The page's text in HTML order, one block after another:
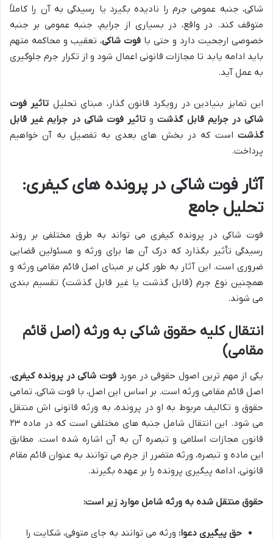
شاکی، جنبه عمومی جرم را نادیده بگیرد یا رسیدگی به آن را کاملاً
متوقف کند. در واقع، در بسیاری از جرایم، جنبه عمومی بر جنبه
خصوصی ارجحیت دارد و حتی با فوت شاکی، تعقیب و محاکمه متهم
باید ادامه یابد تا مجازات قانونی اعمال شود و از تکرار جرم جلوگیری
به عمل آید.
این تمایز بنیادین در رویکرد قانون گذار، مبنای تحلیل تاثیر فوت
شاکی در جرایم قابل گذشتو تاثیر فوت شاکی در جرایم غیر قابل
گذشت است که در بخش های بعدی به تفصیل به آن خواهیم
پرداخت.
آثار فوت شاکی در پرونده های کیفری:
تحلیل جامع
فوت شاکی در پرونده کیفری می تواند به طرق مختلفی بر روند
رسیدگی تأثیر بگذارد که درک آن ها برای ورثه و مسئولین قضایی
ضروری است. این آثار به طور کلی بر مبنای اصل قائم مقامی ورثه و
همچنین نوع جرم (قابل گذشت یا غیر قابل گذشت) تقسیم بندی
می شوند.
انتقال کلیه حقوق شاکی به ورثه (اصل قائم
مقامی)
یکی از مهم ترین اصول حقوقی در مورد فوت شاکی در پرونده کیفری،
اصل قائم مقامی ورثه است. بر اساس این اصل، با فوت شاکی، تمامی
حقوق و تکالیف مربوط به او در پرونده، به ورثه قانونی اش منتقل
می شود. این انتقال شامل جنبه های مختلفی است که در ماده ۲۳
قانون مجازات اسلامی و تبصره آن به آن اشاره شده است. مطابق
این ماده و تبصره، ورثه متضرر از جرم می توانند به عنوان قائم مقام
قانونی، ادامه پیگیری پرونده را بر عهده بگیرند.
حقوق منتقل شده به ورثه شامل موارد زیر است:
حق پیگیری دعوا: ورثه می توانند به جای متوفی، شکایت را